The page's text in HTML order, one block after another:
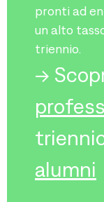
pronti ad
un alto
triennio.
->
alumni